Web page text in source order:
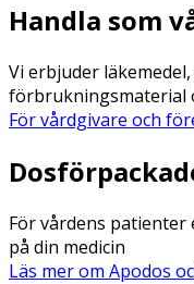
Handla som
Vi erbjuder
förbrukningsmaterial
För vårdgivare och
För vårdens
på din medicin
Läs mer om Apodos